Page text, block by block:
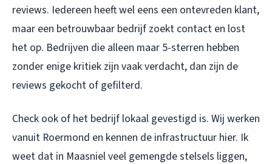
reviews. Iedereen heeft wel eens een ontevreden klant,
maar een betrouwbaar bedrijf zoekt contact en lost
het op. Bedrijven die alleen maar 5-sterren hebben
zonder enige kritiek zijn vaak verdacht, dan zijn de
reviews gekocht of gefilterd.
Check ook of het bedrijf lokaal gevestigd is. Wij werken
vanuit Roermond en kennen de infrastructuur hier. Ik
weet dat in Maasniel veel gemengde stelsels liggen,